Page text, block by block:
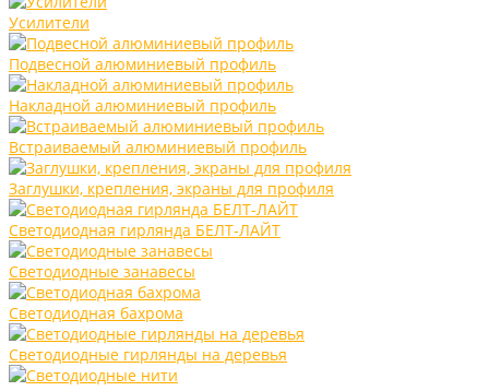
Усилители
Подвесной алюминиевый профиль
Накладной алюминиевый профиль
Встраиваемый алюминиевый профиль
Заглушки, крепления, экраны для профиля
Светодиодная гирлянда БЕЛТ-ЛАЙТ
Светодиодные занавесы
Светодиодная бахрома
Светодиодные гирлянды на деревья